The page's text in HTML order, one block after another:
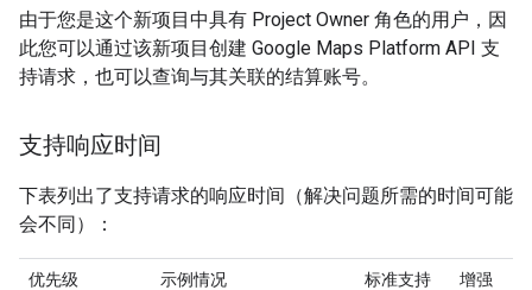
由于您是这个新项目中具有 Project Owner 角色的用户，因
此您可以通过该新项目创建 Google Maps Platform API 支
持请求，也可以查询与其关联的结算账号。
支持响应时间
下表列出了支持请求的响应时间（解决问题所需的时间可能
会不同）：
优先级 示例情况
标准支持
增强